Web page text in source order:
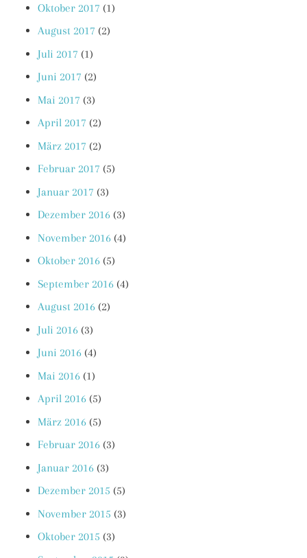
Oktober 2017 (1)
August 2017 (2)
Juli 2017 (1)
Juni 2017 (2)
Mai 2017 (3)
April 2017 (2)
März 2017 (2)
Februar 2017 (5)
Januar 2017 (3)
Dezember 2016 (3)
November 2016 (4)
Oktober 2016 (5)
September 2016 (4)
August 2016 (2)
Juli 2016 (3)
Juni 2016 (4)
Mai 2016 (1)
April 2016 (5)
März 2016 (5)
Februar 2016 (3)
Januar 2016 (3)
Dezember 2015 (5)
November 2015 (3)
Oktober 2015 (3)